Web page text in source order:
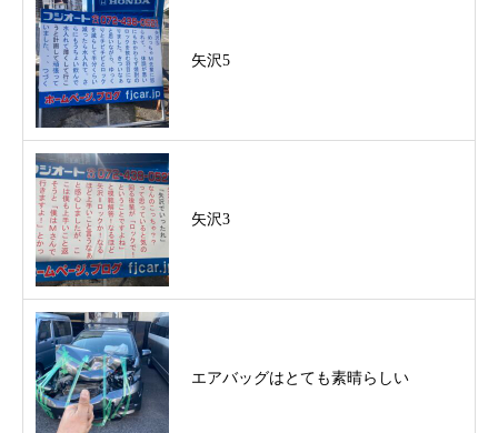
矢沢5
矢沢3
エアバッグはとても素晴らしい